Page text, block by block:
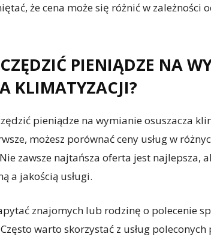
że cena może się różnić w zależności
PIENIĄDZE NA
KLIMATYZACJI?
pieniądze na wymianie osuszacza
możesz porównać ceny usług w
zawsze najtańsza oferta jest najlepsza,
a jakością usługi.
znajomych lub rodzinę o polecenie
warto skorzystać z usług